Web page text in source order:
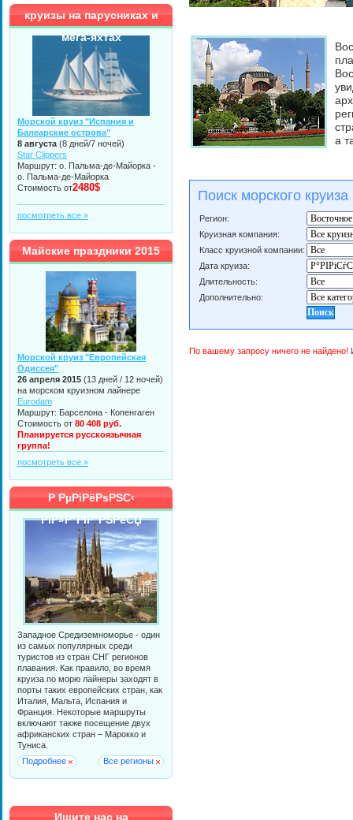
а
Поиск морского круиза
Регион:
Круизная компания:
Класс круизной компании:
Дата круиза:
Длительность:
Дополнительно:
По вашему запросу ничего не найдено!
круизы на парусниках и
мега-яхтах
Морской круиз "Испания и
Балеарские острова"
8 августа (8 дней/7 ночей)
Star Clippers
Маршрут: о. Пальма-де-Майорка -
о. Пальма-де-Майорка
Стоимость от2480$
посмотреть все »
Майские праздники 2015
Морской круиз "Европейская
Одиссея"
26 апреля 2015 (13 дней / 12 ночей)
на морском круизном лайнере
Eurodam
Маршрут: Барселона - Копенгаген
Стоимость от 80 408 руб.
Планируется русскоязычная
группа!
посмотреть все »
Р РµРіРёРѕРЅС‹
РїР»Р°РІР°РЅРёСЏ
Западное Средиземноморье - один
из самых популярных среди
туристов из стран СНГ регионов
плавания. Как правило, во время
круиза по морю лайнеры заходят в
порты таких европейских стран, как
Италия, Мальта, Испания и
Франция. Некоторые маршруты
включают также посещение двух
африканских стран – Марокко и
Туниса.
Подробнее
Все регионы
Ищите нас на